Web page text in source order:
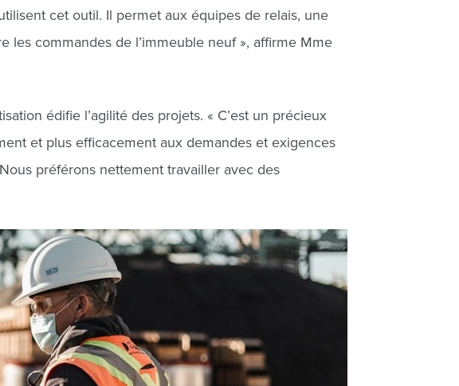
cet outil. Il permet aux équipes de relais, une
commandes de l’immeuble neuf », affirme Mme
édifie l’agilité des projets. « C’est un précieux
et plus efficacement aux demandes et exigences
préférons nettement travailler avec des